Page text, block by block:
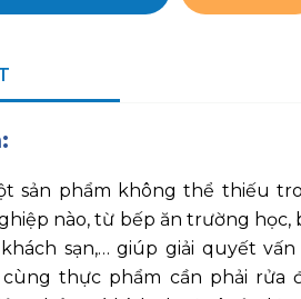
sản phẩm không thể thiếu
nào, từ bếp ăn trường học,
sạn,… giúp giải quyết
thực phẩm cần phải rửa
phẩm có kích thước ô rửa
thịt, cá, rau,… riêng biệt.